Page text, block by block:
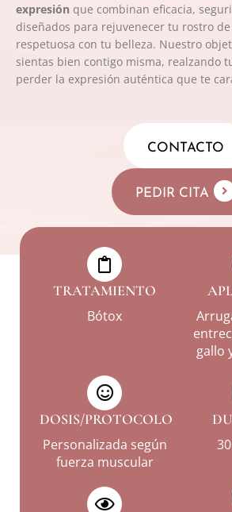
expresión que combinan eficacia,
diseñados para rejuvenecer tu rostro
respetuosa con tu belleza. Nuestro
sientas bien contigo misma, realzando
perder la expresión auténtica que te
CONTACTO
PEDIR CITA
TRATAMIENTO
Bótox
gallo
DOSIS/PROTOCOLO
Personalizada según
fuerza muscular